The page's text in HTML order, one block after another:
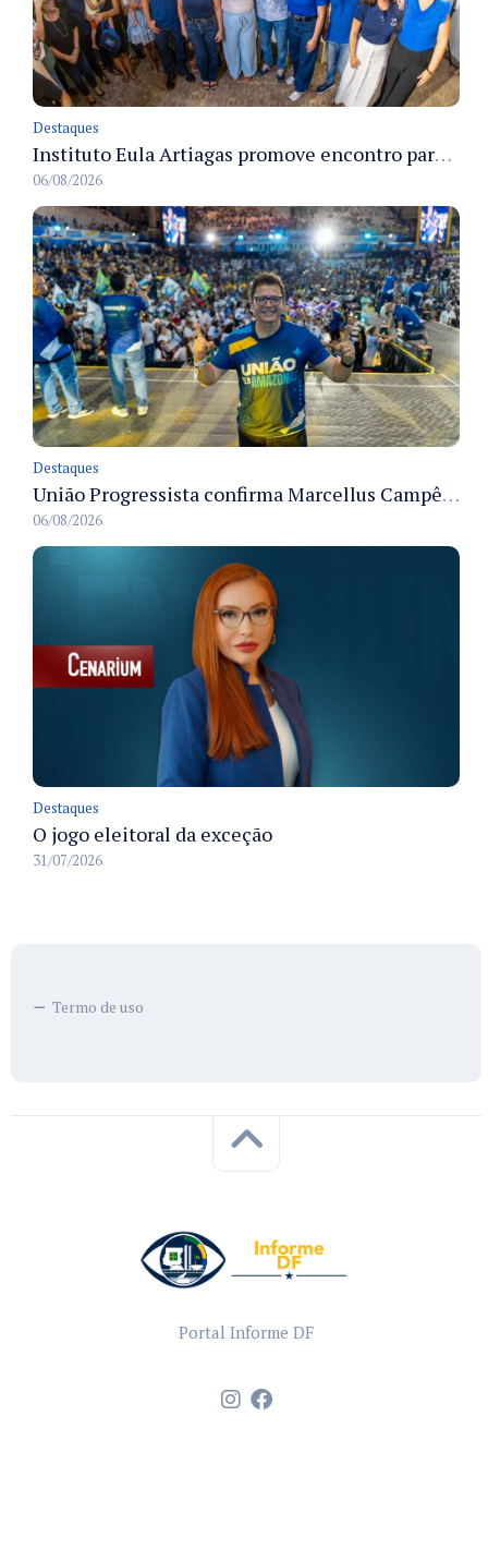
Destaques
Instituto Eula Artiagas promove encontro para discutir melhorias para o bairro Petrópolis
06/08/2026
Destaques
União Progressista confirma Marcellus Campêlo como candidato a deputado estadual
06/08/2026
Destaques
O jogo eleitoral da exceção
31/07/2026
Termo de uso
Portal Informe DF